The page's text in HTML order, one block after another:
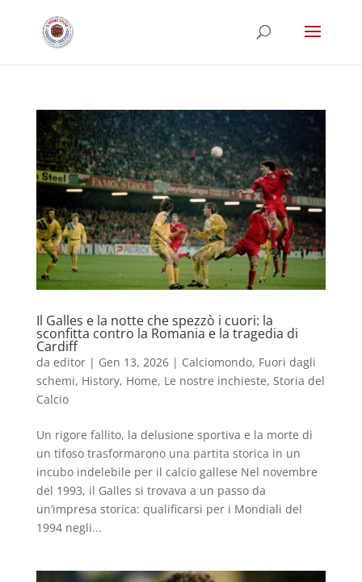
Il Galles e la notte che spezzò i cuori: la
sconfitta contro la Romania e la tragedia di
Cardiff
da editor| Gen 13, 2026| Calciomondo, Fuori dagli
schemi, History, Home, Le nostre inchieste, Storia del
Calcio
Un rigore fallito, la delusione sportiva e la morte di
un tifoso trasformarono una partita storica in un
incubo indelebile per il calcio gallese Nel novembre
del 1993, il Galles si trovava a un passo da
un’impresa storica: qualificarsi per i Mondiali del
1994 negli...